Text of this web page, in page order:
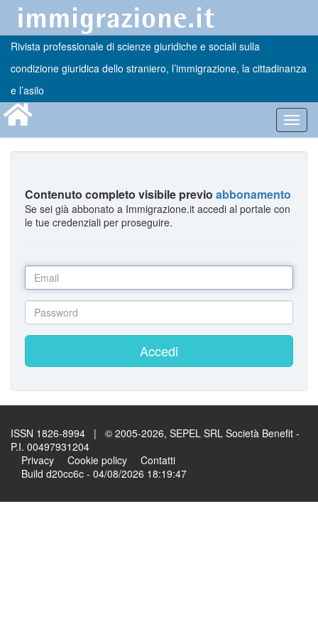
Rivista professionale di scienze giuridiche e sociali sulla
condizione giuridica dello straniero, l’immigrazione, la cittadinanza
e l’asilo
Contenuto completo visibile previo abbonamento
Se sei già abbonato a Immigrazione.it accedi al portale con
le tue credenziali per proseguire.
Accedi
ISSN 1826-8994 | © 2005-2026, SEPEL SRL Società Benefit -
P.I. 00497931204
Privacy
Cookie policy
Contatti
Build d20cc6c - 04/08/2026 18:19:47